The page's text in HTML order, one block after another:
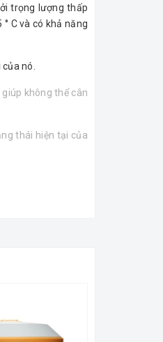
trọng lượng thấp
C và có khả năng
nó.
không thể cân
thái hiện tại của